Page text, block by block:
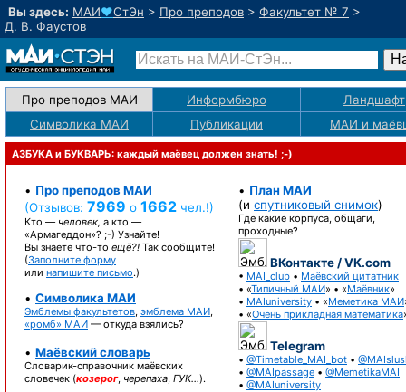
Вы здесь: МАИ♥СтЭн > Про преподов > Факультет № 7 >
Д. В. Фаустов
Про преподов МАИ Информбюро
Ландшафт
Символика МАИ
Публикации МАИ и
АЗБУКА и БУКВАРЬ: каждый маёвец должен знать! ;-)
• Про преподов МАИ
(Отзывов: 7969 о 1662 чел.!)
Кто — человек, а кто —
«Армагеддон»? ;-) Узнайте!
Вы знаете что-то ещё?! Так сообщите!
(Заполните форму
или напишите письмо.)
• Символика МАИ
Эмблемы факультетов, эмблема МАИ,
«ромб» МАИ — откуда взялись?
• Маёвский словарь
Словарик-справочник маёвских
словечек (козерог, черепаха, ГУК…).
• План МАИ
(и спутниковый снимок)
Где какие корпуса, общаги,
проходные?
ВКонтакте / VK.com
• MAI_club • Маёвский цитатник
• «Типичный МАИ» • «Маёвник»
• MAIuniversity • «Меметика МАИ
• «Очень прикладная математика
Telegram
• @Timetable_MAI_bot •
• @MAIpassage • @MemetikaMAI
• @MAIuniversity